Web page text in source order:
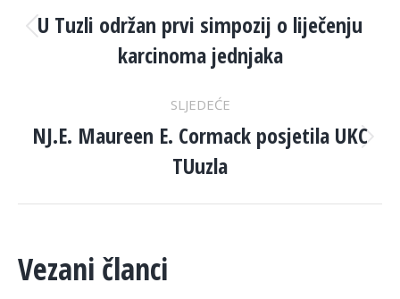
NAVIGATION
Previous
post:
U Tuzli održan prvi simpozij o liječenju
karcinoma jednjaka
SLJEDEĆE
Next
post:
NJ.E. Maureen E. Cormack posjetila UKC
TUuzla
Vezani članci